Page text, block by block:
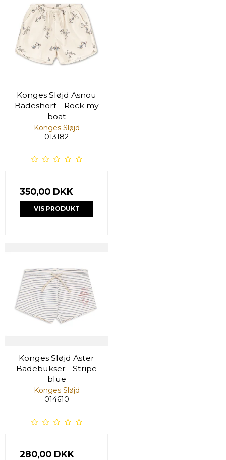
Konges Sløjd Asnou
Badeshort - Rock my
boat
Konges Sløjd
013182
350,00 DKK
VIS PRODUKT
Konges Sløjd Aster
Badebukser - Stripe
blue
Konges Sløjd
014610
280,00 DKK